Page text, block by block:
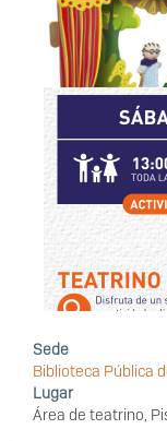
Sede
Biblioteca Pública
Lugar
Área de teatrino,